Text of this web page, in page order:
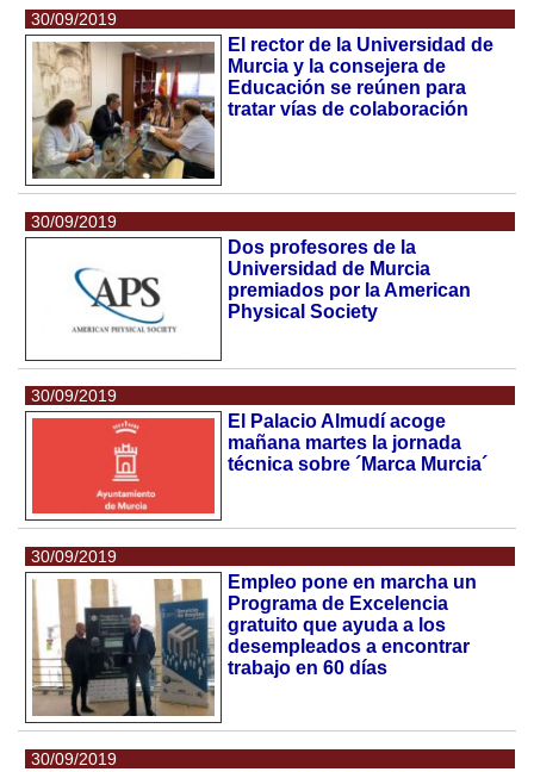
30/09/2019
El rector de la Universidad de
Murcia y la consejera de
Educación se reúnen para
tratar vías de colaboración
30/09/2019
Dos profesores de la
Universidad de Murcia
premiados por la American
Physical Society
30/09/2019
El Palacio Almudí acoge
mañana martes la jornada
técnica sobre ´Marca Murcia´
30/09/2019
Empleo pone en marcha un
Programa de Excelencia
gratuito que ayuda a los
desempleados a encontrar
trabajo en 60 días
30/09/2019